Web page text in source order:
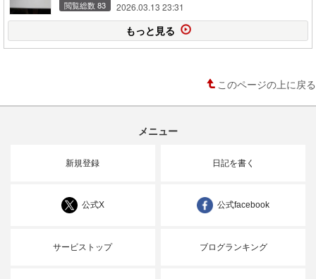
閲覧総数 83 2026.03.13 23:31
もっと見る
このページの上に戻る
メニュー
新規登録 日記を書く
公式X 公式facebook
サービストップ ブログランキング